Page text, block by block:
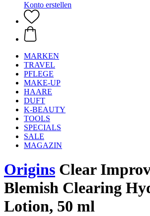
Konto erstellen
MARKEN
TRAVEL
PFLEGE
MAKE-UP
HAARE
DUFT
K-BEAUTY
TOOLS
SPECIALS
SALE
MAGAZIN
Origins Clear
Blemish Clearing
Lotion, 50 ml